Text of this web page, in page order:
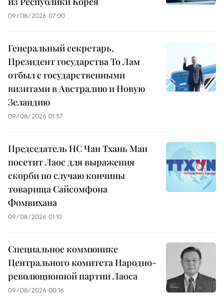
09/08/2026 07:00
Генеральный секретарь,
Президент государства То Лам
отбыл с государственными
визитами в Австралию и Новую
Зеландию
09/08/2026 01:57
Председатель НС Чан Тхань Ман
посетит Лаос для выражения
скорби по случаю кончины
товарища Сайсомфона
Фомвихана
09/08/2026 01:10
Специальное коммюнике
Центрального комитета Народно-
революционной партии Лаоса
09/08/2026 00:16